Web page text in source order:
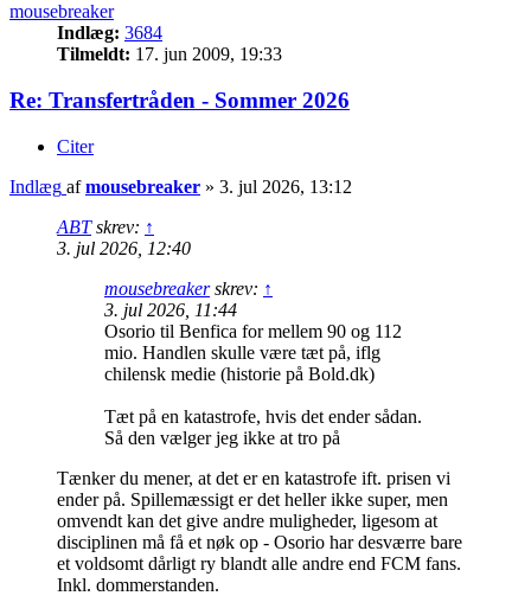
mousebreaker
Indlæg: 3684
Tilmeldt: 17. jun 2009, 19:33
Re: Transfertråden - Sommer 2026
Citer
Indlæg afmousebreaker » 3. jul 2026, 13:12
ABTskrev: ↑
3. jul 2026, 12:40
mousebreakerskrev: ↑
3. jul 2026, 11:44
Osorio til Benfica for mellem 90 og 112
mio. Handlen skulle være tæt på, iflg
chilensk medie (historie på Bold.dk)
Tæt på en katastrofe, hvis det ender sådan.
Så den vælger jeg ikke at tro på
Tænker du mener, at det er en katastrofe ift. prisen vi
ender på. Spillemæssigt er det heller ikke super, men
omvendt kan det give andre muligheder, ligesom at
disciplinen må få et nøk op - Osorio har desværre bare
et voldsomt dårligt ry blandt alle andre end FCM fans.
Inkl. dommerstanden.